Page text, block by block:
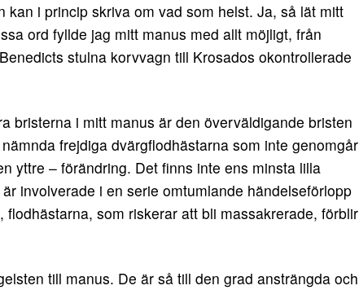
kan i princip skriva om vad som helst. Ja, så lät mitt
ord fyllde jag mitt manus med allt möjligt, från
stulna korvvagn till Krosados okontrollerade
bristerna i mitt manus är den överväldigande bristen
frejdiga dvärgflodhästarna som inte genomgår
yttre – förändring. Det finns inte ens minsta lilla
involverade i en serie omtumlande händelseförlopp
som riskerar att bli massakrerade, förblir
till manus. De är så till den grad ansträngda och